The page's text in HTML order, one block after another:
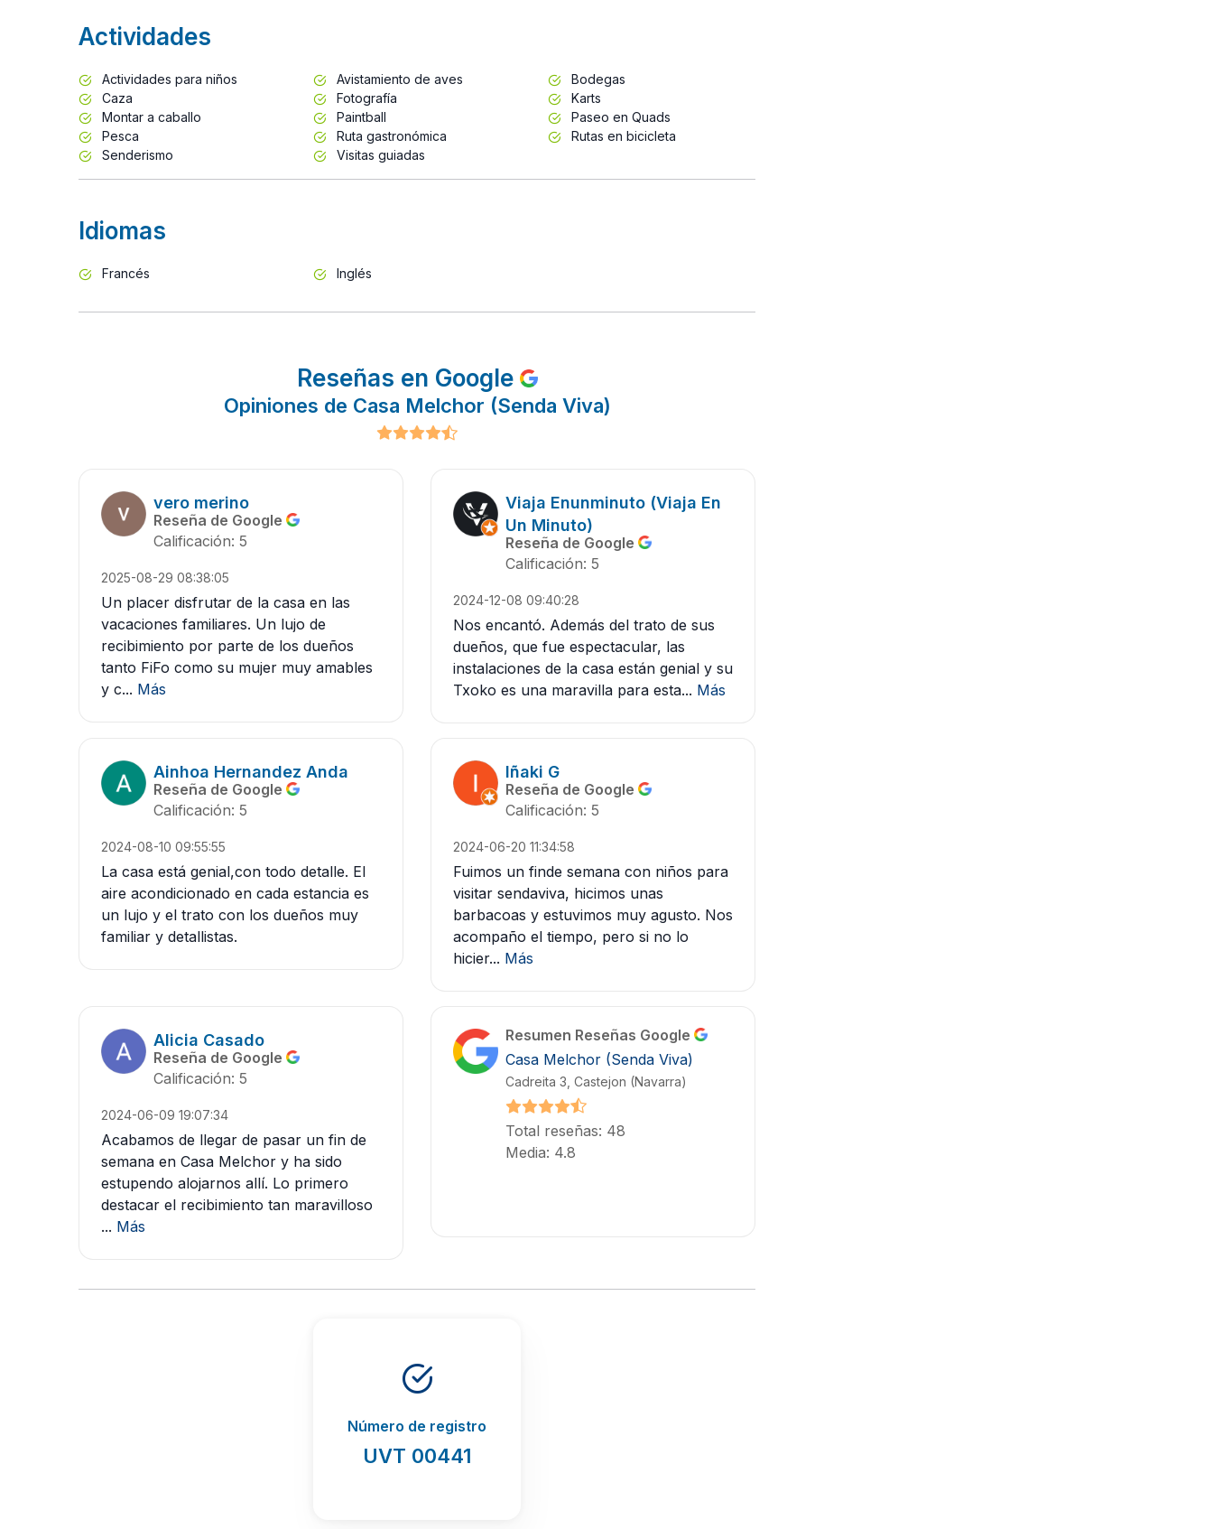
Actividades
Actividades para niños Avistamiento de aves
Bodegas
Caza
Fotografía
Karts
Montar a caballo
Paintball
Paseo en Quads
Pesca
Ruta gastronómica
Rutas en bicicleta
Senderismo
Visitas guiadas
Idiomas
Francés Inglés
Reseñas en Google
Opiniones de Casa Melchor (Senda Viva)
vero merino
Reseña de Google
Calificación: 5
2025-08-29 08:38:05
Un placer disfrutar de la casa en las
vacaciones familiares. Un lujo de
recibimiento por parte de los dueños
tanto FiFo como su mujer muy amables
y c... Más
Viaja Enunminuto (Viaja En
Un Minuto)
Reseña de Google
Calificación: 5
2024-12-08 09:40:28
Nos encantó. Además del trato de sus
dueños, que fue espectacular, las
instalaciones de la casa están genial y su
Txoko es una maravilla para esta... Más
Ainhoa Hernandez Anda
Reseña de Google
Calificación: 5
2024-08-10 09:55:55
La casa está genial,con todo detalle. El
aire acondicionado en cada estancia es
un lujo y el trato con los dueños muy
familiar y detallistas.
Iñaki G
Reseña de Google
Calificación: 5
2024-06-20 11:34:58
Fuimos un finde semana con niños para
visitar sendaviva, hicimos unas
barbacoas y estuvimos muy agusto. Nos
acompaño el tiempo, pero si no lo
hicier... Más
Alicia Casado
Reseña de Google
Calificación: 5
2024-06-09 19:07:34
Acabamos de llegar de pasar un fin de
semana en Casa Melchor y ha sido
estupendo alojarnos allí. Lo primero
destacar el recibimiento tan maravilloso
... Más
Resumen Reseñas Google
Casa Melchor (Senda Viva)
Cadreita 3, Castejon (Navarra)
Total reseñas: 48
Media: 4.8
Número de registro
UVT 00441